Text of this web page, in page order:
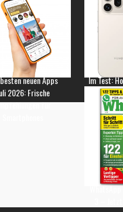
neuen Apps
2026: Frische
für
Im Test: